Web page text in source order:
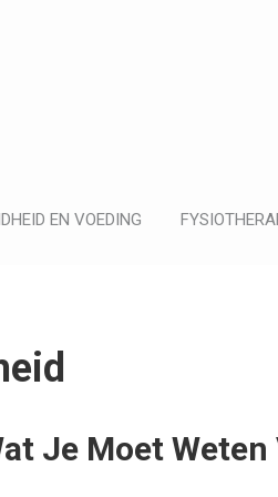
EN VOEDING
Je Moet Weten